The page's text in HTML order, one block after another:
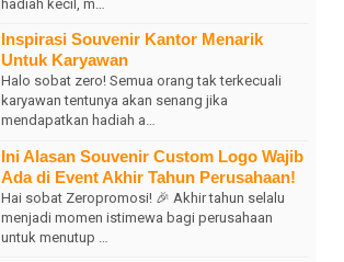
hadiah kecil, m…
Inspirasi Souvenir Kantor Menarik
Untuk Karyawan
Halo sobat zero! Semua orang tak terkecuali
karyawan tentunya akan senang jika
mendapatkan hadiah a…
Ini Alasan Souvenir Custom Logo Wajib
Ada di Event Akhir Tahun Perusahaan!
Hai sobat Zeropromosi! 🎉 Akhir tahun selalu
menjadi momen istimewa bagi perusahaan
untuk menutup …